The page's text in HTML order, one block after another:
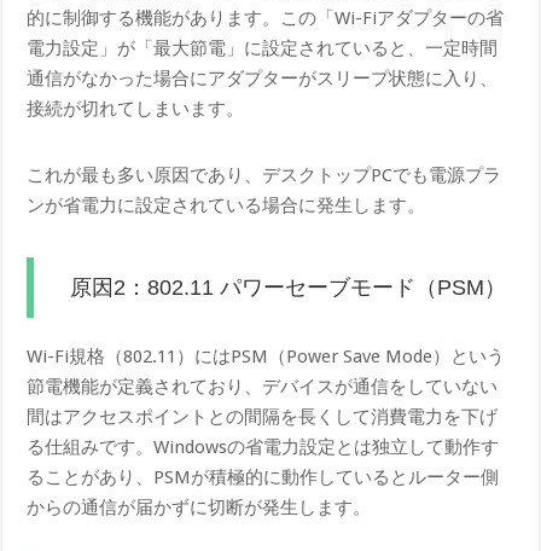
的に制御する機能があります。この「Wi-Fiアダプターの省
電力設定」が「最大節電」に設定されていると、一定時間
通信がなかった場合にアダプターがスリープ状態に入り、
接続が切れてしまいます。
これが最も多い原因であり、デスクトップPCでも電源プラ
ンが省電力に設定されている場合に発生します。
原因2：802.11 パワーセーブモード（PSM）
Wi-Fi規格（802.11）にはPSM（Power Save Mode）という
節電機能が定義されており、デバイスが通信をしていない
間はアクセスポイントとの間隔を長くして消費電力を下げ
る仕組みです。Windowsの省電力設定とは独立して動作す
ることがあり、PSMが積極的に動作しているとルーター側
からの通信が届かずに切断が発生します。